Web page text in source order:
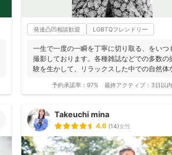
発達凸凹相談歓迎 LGBTQフレンドリー
一生で一度の一瞬を丁寧に切り取る、をいつ
撮影しております。各種雑誌などでの多数の
験を生かして、リラックスした中での自然体
予約承諾率： 97% 最終アクティブ： 3日以内
Takeuchi mina
4.6 (14)女性